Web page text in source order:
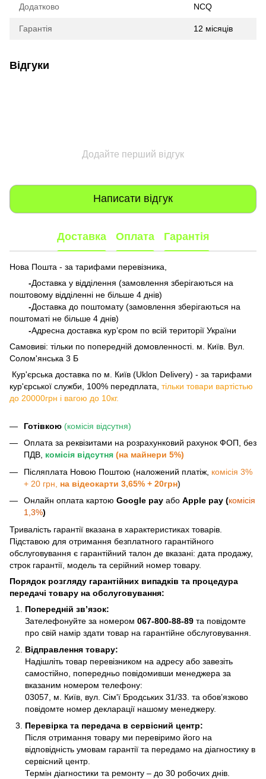
Додатково NCQ
Гарантія 12 місяців
Відгуки
Додайте перший відгук
Написати відгук
Доставка Оплата Гарантія
Нова Пошта - за тарифами перевізника,
-Доставка у відділення (замовлення зберігаються на
поштовому відділенні не більше 4 днів)
-Доставка до поштомату (замовлення зберігаються на
поштоматі не більше 4 днів)
-Адресна доставка кур’єром по всій території України
Самовиві: тільки по попередній домовленності. м. Київ. Вул.
Солом'янська 3 Б
​​​​​​ Кур'єрська доставка по м. Київ (Uklon Delivery) - за тарифами
кур'єрської служби, 100% передплата, тільки товари вартістью
до 20000грн і вагою до 10кг.
Готівкою (комісія відсутня)
Оплата за реквізитами на розрахунковий рахунок ФОП, без
ПДВ, комісія відсутня (на майнери 5%)
Післяплата Новою Поштою (наложений платіж, комісія 3%
+ 20 грн, на відеокарти 3,65% + 20грн)
Онлайн оплата картою Google pay або Apple pay (комісія
1,3%)
Тривалість гарантії вказана в характеристиках товарів.
Підставою для отримання безплатного гарантійного
обслуговування є гарантійний талон де вказані: дата продажу,
строк гарантії, модель та серійний номер товару.
Порядок розгляду гарантійних випадків та процедура
передачі товару на обслуговування:
Попередній зв’язок:
Зателефонуйте за номером 067-800-88-89 та повідомте
про свій намір здати товар на гарантійне обслуговування.
Відправлення товару:
Надішліть товар перевізником на адресу або завезіть
самостійно, попередньо повідомивши менеджера за
вказаним номером телефону:
03057, м. Київ, вул. Сім'ї Бродських 31/33. та обов’язково
повідомте номер декларації нашому менеджеру.
Перевірка та передача в сервісний центр:
Після отримання товару ми перевіримо його на
відповідність умовам гарантії та передамо на діагностику в
сервісний центр.
Термін діагностики та ремонту – до 30 робочих днів.